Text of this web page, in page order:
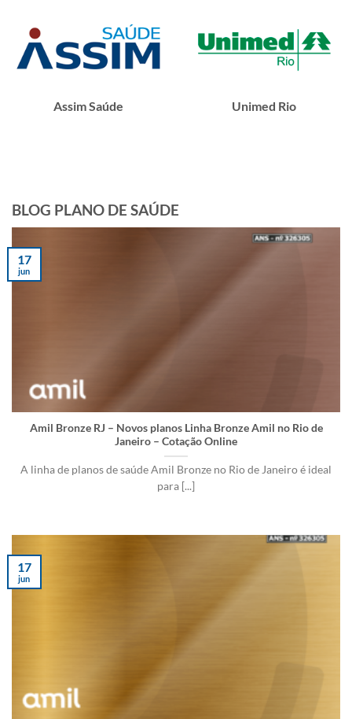
Assim Saúde Unimed Rio
BLOG PLANO DE SAÚDE
Amil Bronze RJ – Novos planos Linha Bronze Amil no Rio de
Janeiro – Cotação Online
A linha de planos de saúde Amil Bronze no Rio de Janeiro é ideal
para [...]
17
jun
17
jun